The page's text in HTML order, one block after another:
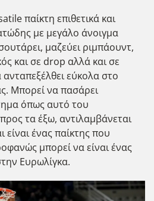
παίκτη επιθετικά και
με μεγάλο άνοιγμα
μαζεύει ριμπάουντ,
και σε drop αλλά και σε
εύκολα στο
Μπορεί να πασάρει
όπως αυτό του
τα έξω, αντιλαμβάνεται
είναι ένας παίκτης που
μπορεί να είναι ένας
Ευρωλίγκα.